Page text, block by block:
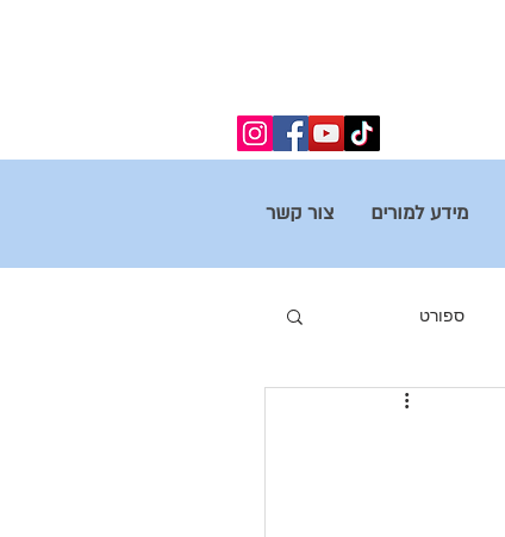
מידע למורים צור קשר
ספורט